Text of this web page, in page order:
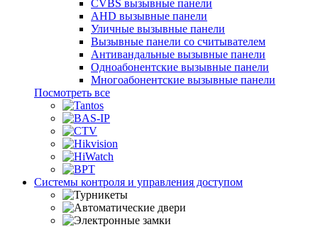
CVBS вызывные панели
AHD вызывные панели
Уличные вызывные панели
Вызывные панели со считывателем
Антивандальные вызывные панели
Одноабонентские вызывные панели
Многоабонентские вызывные панели
Посмотреть все
Системы контроля и управления доступом